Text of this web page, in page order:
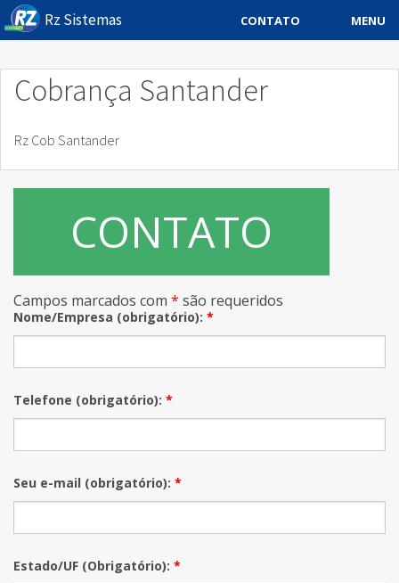
Rz Sistemas CONTATO MENU
Sistemas Especificos
Blog
Buscar no Site
Cobrança Santander
Rz Cob Santander
CONTATO
Campos marcados com * são requeridos
Nome/Empresa (obrigatório): *
Telefone (obrigatório): *
Seu e-mail (obrigatório): *
Estado/UF (Obrigatório): *